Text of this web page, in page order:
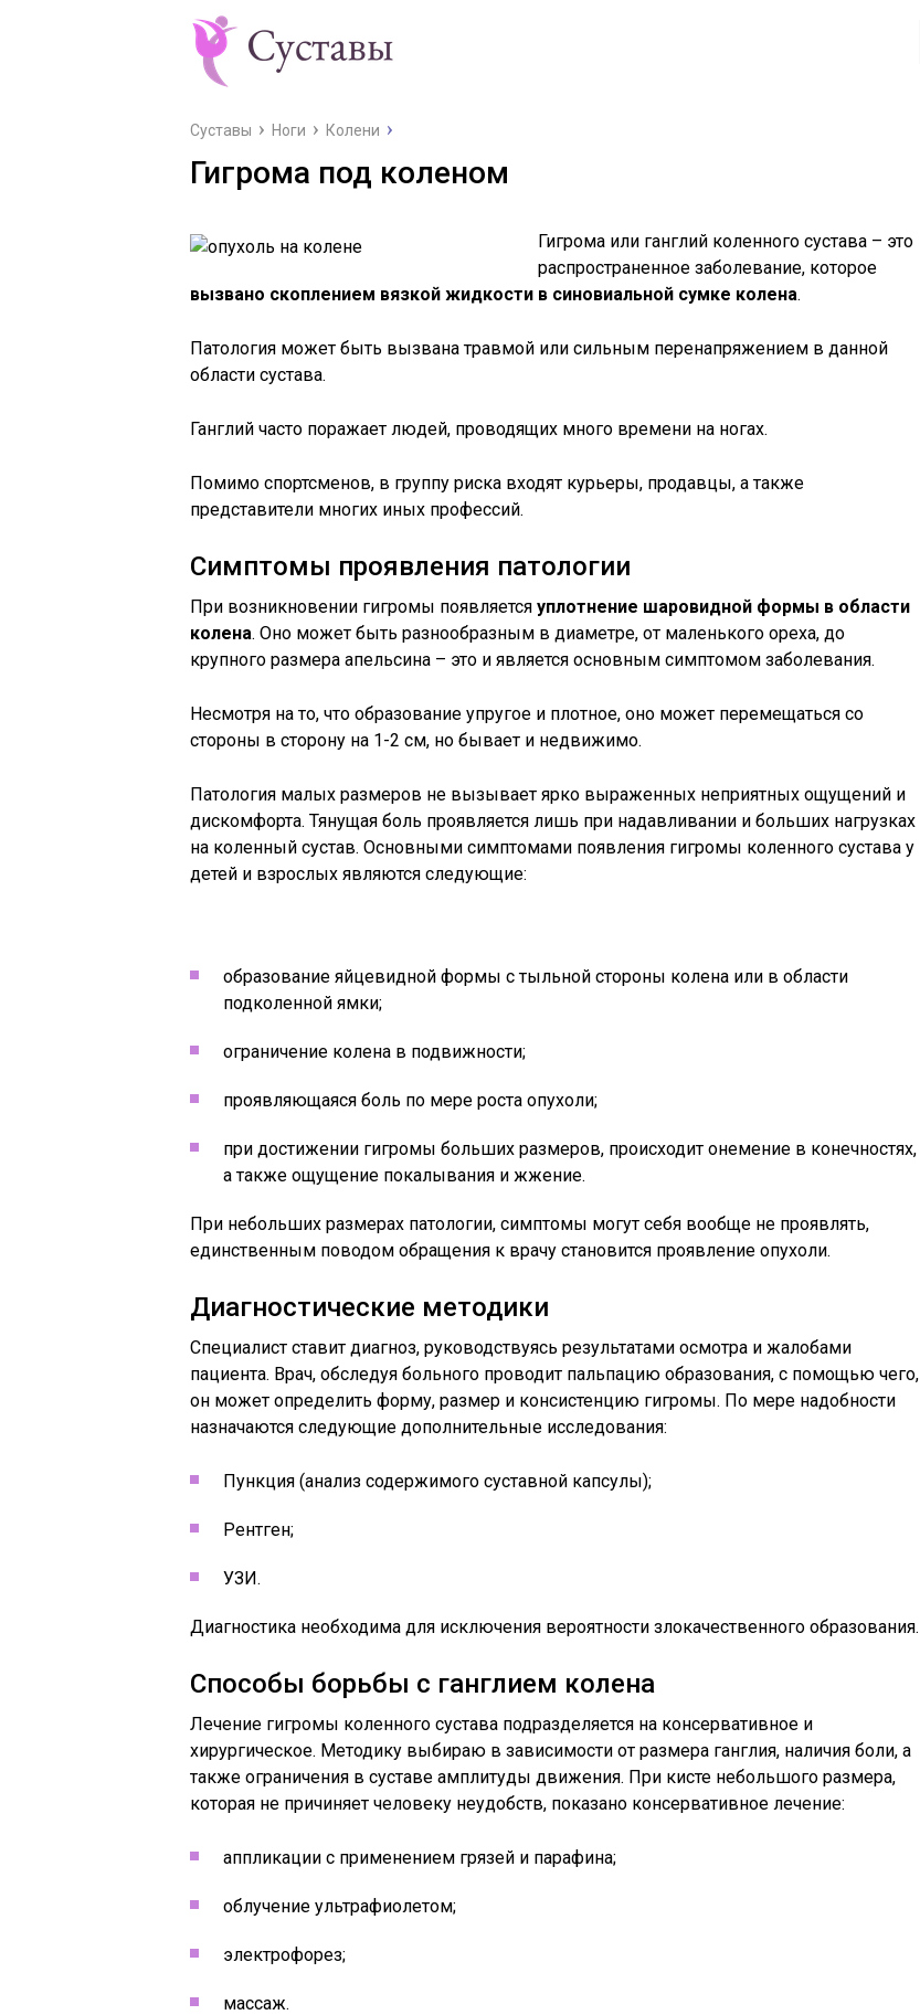
Суставы Ноги Колени
Гигрома под коленом
Гигрома или ганглий коленного сустава – это
распространенное заболевание, которое
вызвано скоплением вязкой жидкости в синовиальной сумке колена.
Патология может быть вызвана травмой или сильным перенапряжением в данной
области сустава.
Ганглий часто поражает людей, проводящих много времени на ногах.
Помимо спортсменов, в группу риска входят курьеры, продавцы, а также
представители многих иных профессий.
Симптомы проявления патологии
При возникновении гигромы появляется уплотнение шаровидной формы в области
колена. Оно может быть разнообразным в диаметре, от маленького ореха, до
крупного размера апельсина – это и является основным симптомом заболевания.
Несмотря на то, что образование упругое и плотное, оно может перемещаться со
стороны в сторону на 1-2 см, но бывает и недвижимо.
Патология малых размеров не вызывает ярко выраженных неприятных ощущений и
дискомфорта. Тянущая боль проявляется лишь при надавливании и больших нагрузках
на коленный сустав. Основными симптомами появления гигромы коленного сустава у
детей и взрослых являются следующие:
образование яйцевидной формы с тыльной стороны колена или в области
подколенной ямки;
ограничение колена в подвижности;
проявляющаяся боль по мере роста опухоли;
при достижении гигромы больших размеров, происходит онемение в конечностях,
а также ощущение покалывания и жжение.
При небольших размерах патологии, симптомы могут себя вообще не проявлять,
единственным поводом обращения к врачу становится проявление опухоли.
Диагностические методики
Специалист ставит диагноз, руководствуясь результатами осмотра и жалобами
пациента. Врач, обследуя больного проводит пальпацию образования, с помощью чего,
он может определить форму, размер и консистенцию гигромы. По мере надобности
назначаются следующие дополнительные исследования:
Пункция (анализ содержимого суставной капсулы);
Рентген;
УЗИ.
Диагностика необходима для исключения вероятности злокачественного образования.
Способы борьбы с ганглием колена
Лечение гигромы коленного сустава подразделяется на консервативное и
хирургическое. Методику выбираю в зависимости от размера ганглия, наличия боли, а
также ограничения в суставе амплитуды движения. При кисте небольшого размера,
которая не причиняет человеку неудобств, показано консервативное лечение:
аппликации с применением грязей и парафина;
облучение ультрафиолетом;
электрофорез;
массаж.